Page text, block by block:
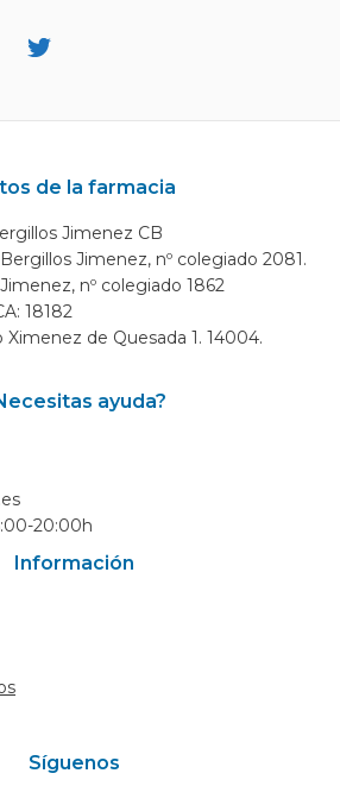
de la farmacia
Jimenez CB
Jimenez, nº colegiado 2081.
nº colegiado 1862
18182
Ximenez de Quesada 1. 14004.
ayuda?
20:00h
Información
Síguenos